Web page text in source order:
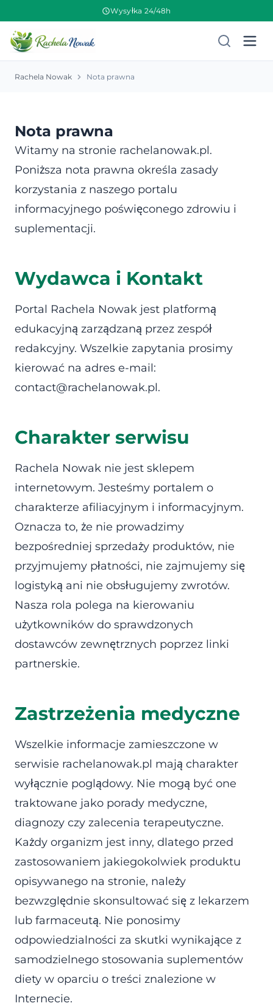
Wysyłka 24/48h
Rachela Nowak Nota prawna
Nota prawna
Witamy na stronie rachelanowak.pl.
Poniższa nota prawna określa zasady
korzystania z naszego portalu
informacyjnego poświęconego zdrowiu i
suplementacji.
Wydawca i Kontakt
Portal Rachela Nowak jest platformą
edukacyjną zarządzaną przez zespół
redakcyjny. Wszelkie zapytania prosimy
kierować na adres e-mail:
contact@rachelanowak.pl.
Charakter serwisu
Rachela Nowak nie jest sklepem
internetowym. Jesteśmy portalem o
charakterze afiliacyjnym i informacyjnym.
Oznacza to, że nie prowadzimy
bezpośredniej sprzedaży produktów, nie
przyjmujemy płatności, nie zajmujemy się
logistyką ani nie obsługujemy zwrotów.
Nasza rola polega na kierowaniu
użytkowników do sprawdzonych
dostawców zewnętrznych poprzez linki
partnerskie.
Zastrzeżenia medyczne
Wszelkie informacje zamieszczone w
serwisie rachelanowak.pl mają charakter
wyłącznie poglądowy. Nie mogą być one
traktowane jako porady medyczne,
diagnozy czy zalecenia terapeutyczne.
Każdy organizm jest inny, dlatego przed
zastosowaniem jakiegokolwiek produktu
opisywanego na stronie, należy
bezwzględnie skonsultować się z lekarzem
lub farmaceutą. Nie ponosimy
odpowiedzialności za skutki wynikające z
samodzielnego stosowania suplementów
diety w oparciu o treści znalezione w
Internecie.